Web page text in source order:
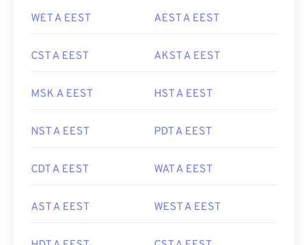
WET A EEST AEST A EEST
CST A EEST AKST A EEST
MSK A EEST HST A EEST
NST A EEST PDT A EEST
CDT A EEST WAT A EEST
AST A EEST WEST A EEST